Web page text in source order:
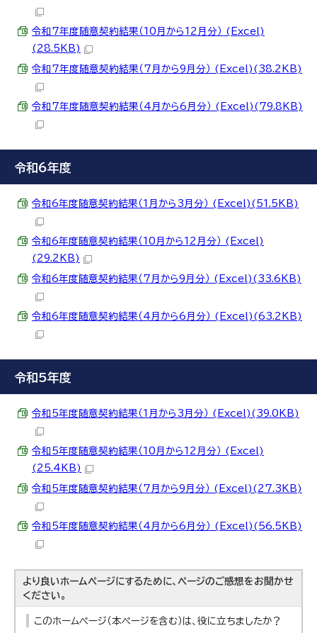
令和7年度随意契約結果（10月から12月分） (Excel)
(28.5KB)
令和7年度随意契約結果（7月から9月分） (Excel)(38.2KB)
令和7年度随意契約結果（4月から6月分） (Excel)(79.8KB)
令和6年度
令和6年度随意契約結果（1月から3月分） (Excel)(51.5KB)
令和6年度随意契約結果（10月から12月分） (Excel)
(29.2KB)
令和6年度随意契約結果（7月から9月分） (Excel)(33.6KB)
令和6年度随意契約結果（4月から6月分） (Excel)(63.2KB)
令和5年度
令和5年度随意契約結果（1月から3月分） (Excel)(39.0KB)
令和5年度随意契約結果（10月から12月分） (Excel)
(25.4KB)
令和5年度随意契約結果（7月から9月分） (Excel)(27.3KB)
令和5年度随意契約結果（4月から6月分） (Excel)(56.5KB)
より良いホームページにするために、ページのご感想をお聞かせ
ください。
このホームページ（本ページを含む）は、役に立ちましたか？